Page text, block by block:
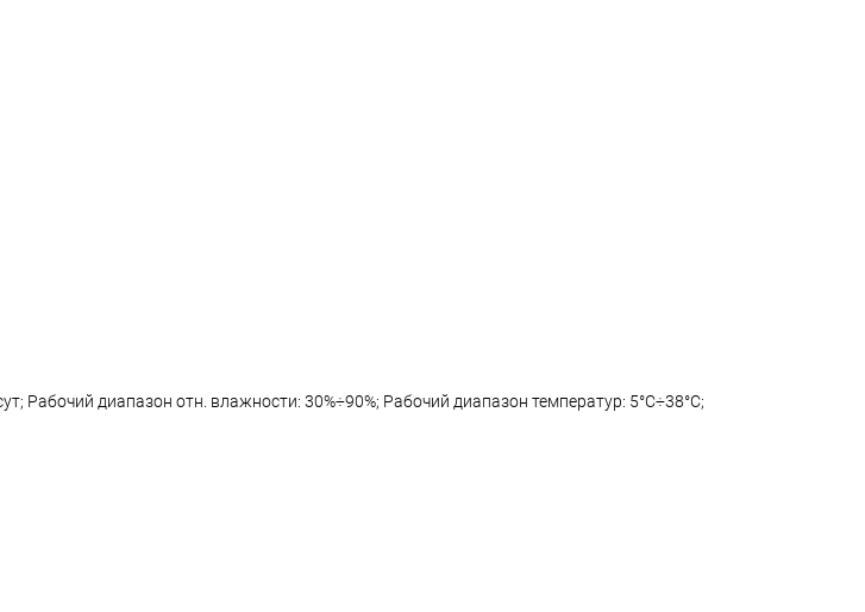
Рабочий диапазон отн. влажности: 30%÷90%; Рабочий диапазон температур: 5°С÷38°С;